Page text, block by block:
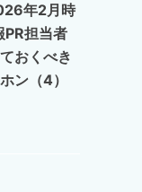
年2月時
PR担当者
おくべき
ン（4）